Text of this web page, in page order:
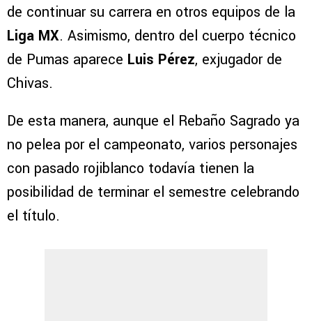
de continuar su carrera en otros equipos de la
Liga MX. Asimismo, dentro del cuerpo técnico
de Pumas aparece Luis Pérez, exjugador de
Chivas.
De esta manera, aunque el Rebaño Sagrado ya
no pelea por el campeonato, varios personajes
con pasado rojiblanco todavía tienen la
posibilidad de terminar el semestre celebrando
el título.